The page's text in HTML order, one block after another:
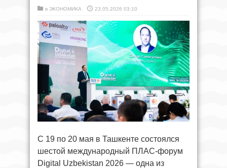
в ЭКОНОМИКА 23.05.2026 03:10
C 19 по 20 мая в Ташкенте состоялся
шестой международный ПЛАС-форум
Digital Uzbekistan 2026 — одна из